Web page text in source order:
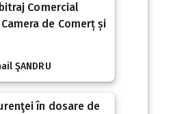
Comercial
de Comerț și
ŞANDRU
în dosare de